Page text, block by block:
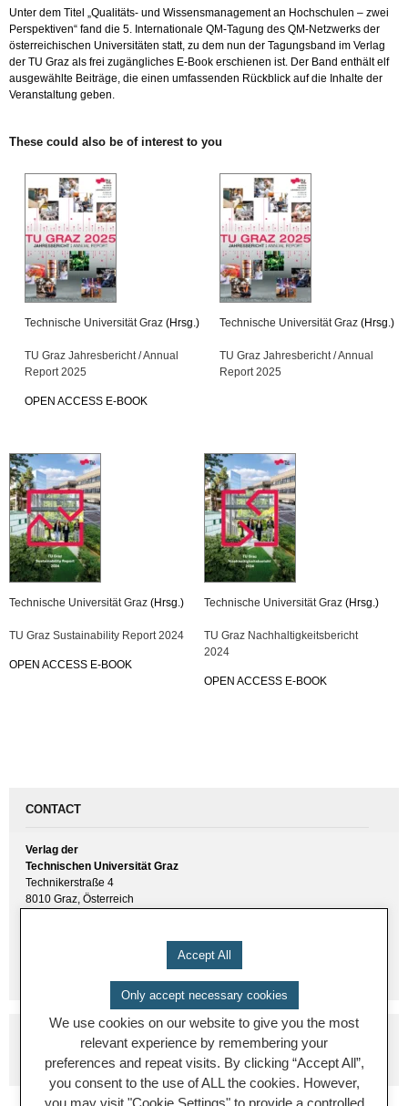
Unter dem Titel „Qualitäts- und Wissensmanagement an Hochschulen – zwei
Perspektiven“ fand die 5. Internationale QM-Tagung des QM-Netzwerks der
österreichischen Universitäten statt, zu dem nun der Tagungsband im Verlag
der TU Graz als frei zugängliches E-Book erschienen ist. Der Band enthält elf
ausgewählte Beiträge, die einen umfassenden Rückblick auf die Inhalte der
Veranstaltung geben.
These could also be of interest to you
Technische Universität Graz (Hrsg.)
TU Graz Jahresbericht / Annual
Report 2025
OPEN ACCESS E-BOOK
Technische Universität Graz (Hrsg.)
TU Graz Jahresbericht / Annual
Report 2025
Technische Universität Graz (Hrsg.)
TU Graz Sustainability Report 2024
OPEN ACCESS E-BOOK
Technische Universität Graz (Hrsg.)
TU Graz Nachhaltigkeitsbericht
2024
OPEN ACCESS E-BOOK
CONTACT
Verlag der
Technischen Universität Graz
Technikerstraße 4
8010 Graz, Österreich
Accept All
Only accept necessary cookies
We use cookies on our website to give you the most
relevant experience by remembering your
preferences and repeat visits. By clicking “Accept All”,
you consent to the use of ALL the cookies. However,